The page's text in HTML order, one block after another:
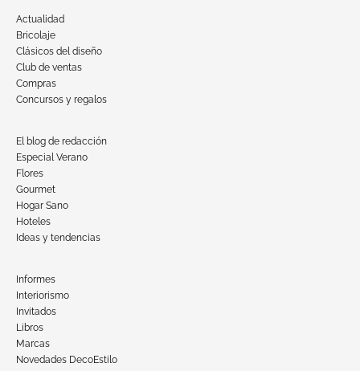
Actualidad
Bricolaje
Clásicos del diseño
Club de ventas
Compras
Concursos y regalos
El blog de redacción
Especial Verano
Flores
Gourmet
Hogar Sano
Hoteles
Ideas y tendencias
Informes
Interiorismo
Invitados
Libros
Marcas
Novedades DecoEstilo